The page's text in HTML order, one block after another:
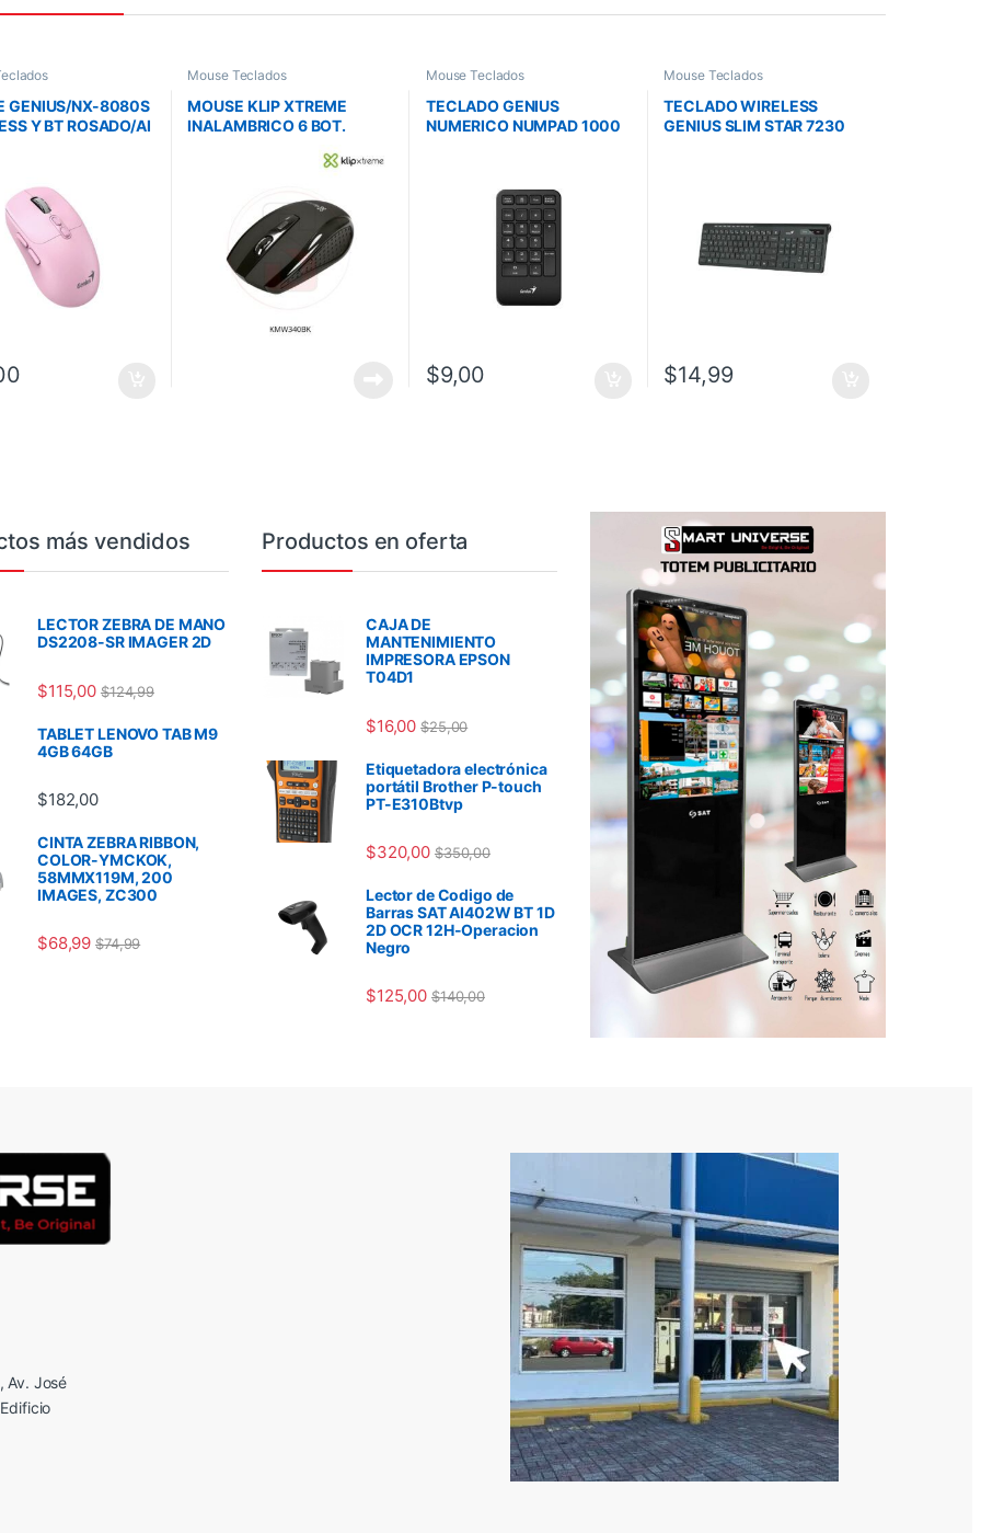
GENIUS/NX-8080S
Y BT ROSADO/AI
Mouse Teclados
MOUSE KLIP XTREME
INALAMBRICO 6 BOT.
Mouse Teclados
TECLADO GENIUS
NUMERICO NUMPAD 1000
/WIN 8/10 /MAC OS 10.
$9,00
Mouse Teclados
TECLADO WIRELESS
GENIUS SLIM STAR 7230
$14,99
más vendidos
LECTOR ZEBRA DE MANO
DS2208-SR IMAGER 2D
$115,00 $124,99
TABLET LENOVO TAB M9
4GB 64GB
$182,00
CINTA ZEBRA RIBBON,
COLOR-YMCKOK,
58MMX119M, 200
IMAGES, ZC300
$68,99 $74,99
Productos en oferta
CAJA DE
MANTENIMIENTO
IMPRESORA EPSON
T04D1
$16,00 $25,00
Etiquetadora electrónica
portátil Brother P-touch
PT-E310Btvp
$320,00 $350,00
Lector de Codigo de
Barras SAT AI402W BT 1D
2D OCR 12H-Operacion
Negro
$125,00 $140,00
Av. José